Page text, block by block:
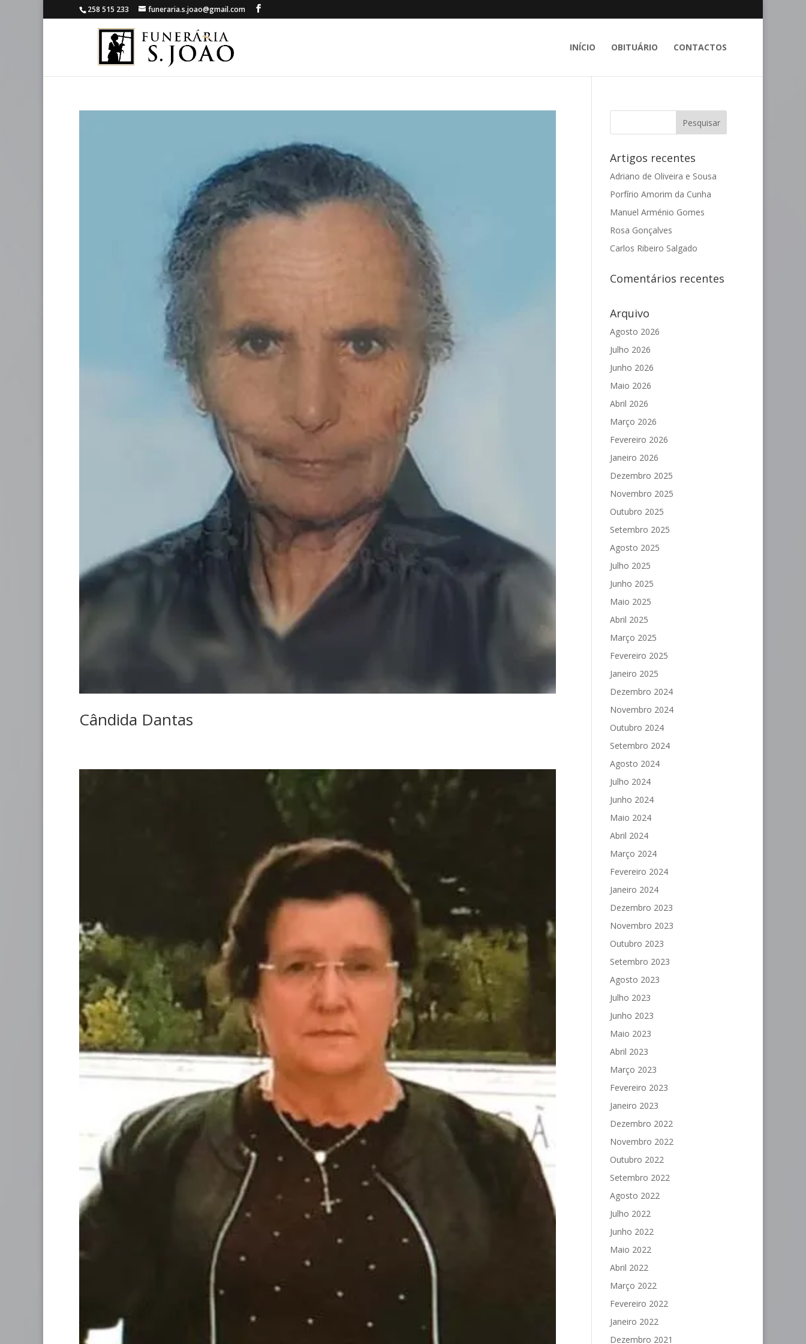
258 515 233 funeraria.s.joao@gmail.com
INÍCIO OBITUÁRIO CONTACTOS
Cândida Dantas
Artigos recentes
Adriano de Oliveira e Sousa
Porfírio Amorim da Cunha
Manuel Arménio Gomes
Rosa Gonçalves
Carlos Ribeiro Salgado
Comentários recentes
Arquivo
Agosto 2026
Julho 2026
Junho 2026
Maio 2026
Abril 2026
Março 2026
Fevereiro 2026
Janeiro 2026
Dezembro 2025
Novembro 2025
Outubro 2025
Setembro 2025
Agosto 2025
Julho 2025
Junho 2025
Maio 2025
Abril 2025
Março 2025
Fevereiro 2025
Janeiro 2025
Dezembro 2024
Novembro 2024
Outubro 2024
Setembro 2024
Agosto 2024
Julho 2024
Junho 2024
Maio 2024
Abril 2024
Março 2024
Fevereiro 2024
Janeiro 2024
Dezembro 2023
Novembro 2023
Outubro 2023
Setembro 2023
Agosto 2023
Julho 2023
Junho 2023
Maio 2023
Abril 2023
Março 2023
Fevereiro 2023
Janeiro 2023
Dezembro 2022
Novembro 2022
Outubro 2022
Setembro 2022
Agosto 2022
Julho 2022
Junho 2022
Maio 2022
Abril 2022
Março 2022
Fevereiro 2022
Janeiro 2022
Dezembro 2021